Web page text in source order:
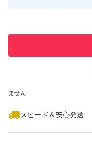
ません
スピード＆安心発送